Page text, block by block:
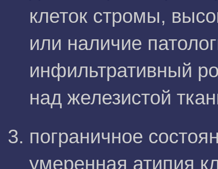
клеток стромы,
или наличие
инфильтративный
над железистой
пограничное
умеренная атипия